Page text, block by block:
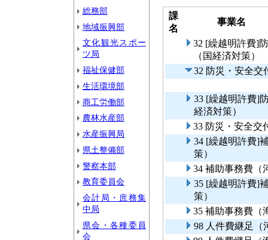
総務部
地域振興部
文化観光スポー
ツ局
福祉保健部
生活環境部
商工労働部
農林水産部
水産振興局
県土整備部
警察本部
教育委員会
会計局・庶務集
中局
県会・各種委員
会
課
名
事業名
32 [繰越明許費]
（国経済対策）
32 防災・安全交
33 [繰越明許費]
経済対策）
33 防災・安全交
34 [繰越明許費]
策）
34 補助事務費（
35 [繰越明許費]
策）
35 補助事務費（
98 人件費継足（